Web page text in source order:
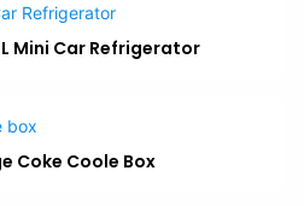
Mini Car Refrigerator
Coke Coole Box